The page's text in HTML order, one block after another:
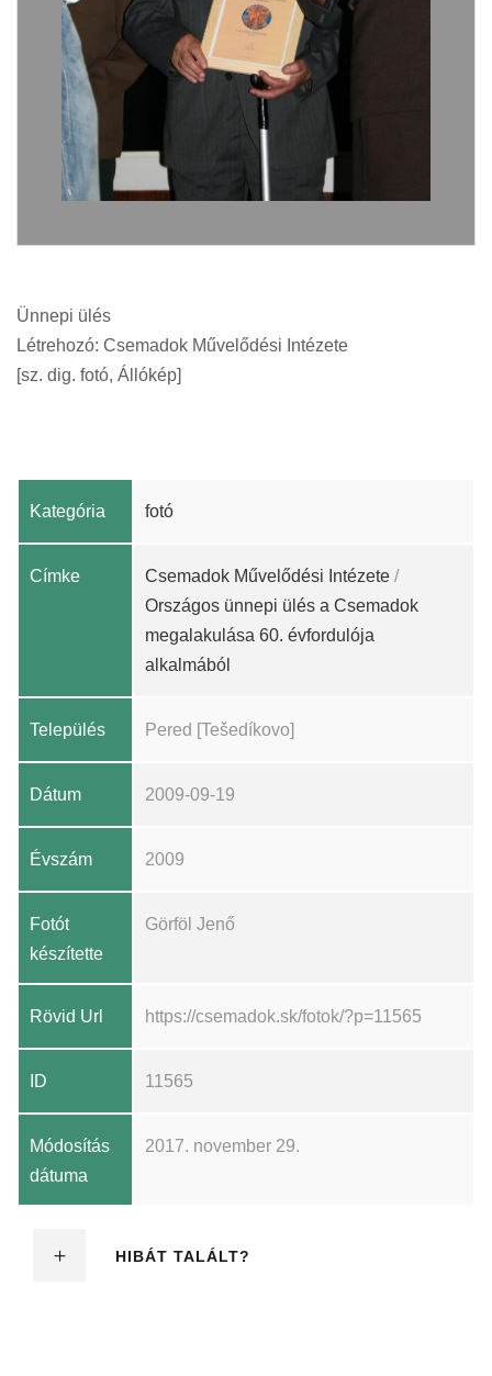
Ünnepi ülés
Létrehozó: Csemadok Művelődési Intézete
[sz. dig. fotó, Állókép]
Kategória fotó
Címke Csemadok Művelődési Intézete /
Országos ünnepi ülés a Csemadok
megalakulása 60. évfordulója
alkalmából
Település Pered [Tešedíkovo]
Dátum 2009-09-19
Évszám 2009
Fotót
készítette
Görföl Jenő
Rövid Url https://csemadok.sk/fotok/?p=11565
ID 11565
Módosítás
dátuma
2017. november 29.
HIBÁT TALÁLT?